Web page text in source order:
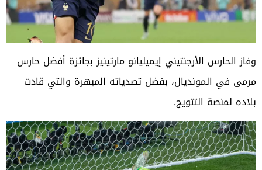
وفاز الحارس الأرجنتيني إيميليانو مارتينيز بجائزة أفضل حارس
مرمى في المونديال، بفضل تصدياته المبهرة والتي قادت
بلاده لمنصة التتويج.